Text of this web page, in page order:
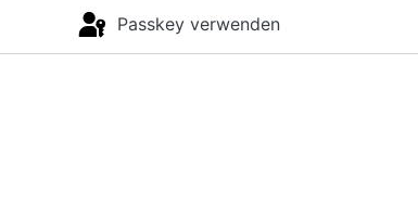
Passkey verwenden